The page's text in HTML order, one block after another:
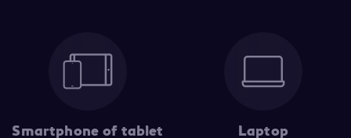
Smartphone of tablet Laptop